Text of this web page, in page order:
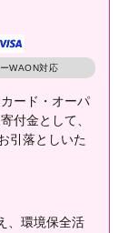
WAON対応
ード・オーパ
付金として、
引落としいた
、環境保全活